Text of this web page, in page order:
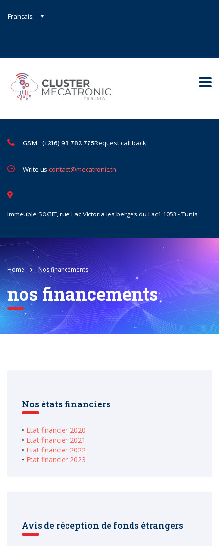
Français
GSM : (+216) 98 782 775Request call back
Write us contact@mecatronic.tn
Immeuble SOGIT, rue Lac Victoria les berges du Lac1 1053 - Tunis
Home Nos financements
nos financements
Nos états financiers
• Etat financier 2020
• Etat financier 2021
• Etat financier 2022
• Etat financier 2023
Avis de réception de fonds étrangers